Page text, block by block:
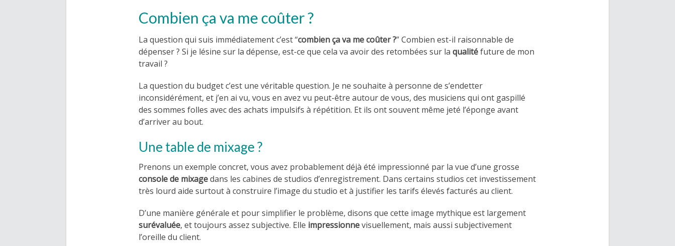
Combien ça va me coûter ?
La question qui suis immédiatement c’est “combien ça va me coûter ?” Combien est-il raisonnable de
dépenser ? Si je lésine sur la dépense, est-ce que cela va avoir des retombées sur la qualitéfuture de mon
travail ?
La question du budget c’est une véritable question. Je ne souhaite à personne de s’endetter
inconsidérément, et j’en ai vu, vous en avez vu peut-être autour de vous, des musiciens qui ont gaspillé
des sommes folles avec des achats impulsifs à répétition. Et ils ont souvent même jeté l’éponge avant
d’arriver au bout.
Une table de mixage ?
Prenons un exemple concret, vous avez probablement déjà été impressionné par la vue d’une grosse
console de mixagedans les cabines de studios d’enregistrement. Dans certains studios cet investissement
très lourd aide surtout à construire l’image du studio et à justifier les tarifs élevés facturés au client.
D’une manière générale et pour simplifier le problème, disons que cette image mythique est largement
surévaluée, et toujours assez subjective. Elle impressionnevisuellement, mais aussi subjectivement
l’oreille du client.